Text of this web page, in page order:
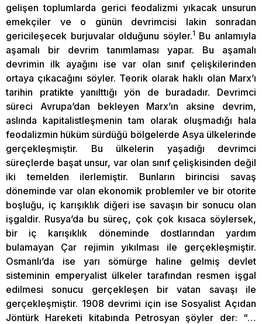
gelişen toplumlarda gerici feodalizmi yıkacak unsurun
emekçiler ve o günün devrimcisi lakin sonradan
gericileşecek burjuvalar olduğunu söyler.1 Bu anlamıyla
aşamalı bir devrim tanımlaması yapar. Bu aşamalı
devrimin ilk ayağını ise var olan sınıf çelişkilerinden
ortaya çıkacağını söyler. Teorik olarak haklı olan Marx’ı
tarihin pratikte yanılttığı yön de buradadır. Devrimci
süreci Avrupa’dan bekleyen Marx’ın aksine devrim,
aslında kapitalistleşmenin tam olarak oluşmadığı hala
feodalizmin hüküm sürdüğü bölgelerde Asya ülkelerinde
gerçekleşmiştir. Bu ülkelerin yaşadığı devrimci
süreçlerde başat unsur, var olan sınıf çelişkisinden değil
iki temelden ilerlemiştir. Bunların birincisi savaş
döneminde var olan ekonomik problemler ve bir otorite
boşluğu, iç karışıklık diğeri ise savaşın bir sonucu olan
işgaldir. Rusya’da bu süreç, çok çok kısaca söylersek,
bir iç karışıklık döneminde dostlarından yardım
bulamayan Çar rejimin yıkılması ile gerçekleşmiştir.
Osmanlı’da ise yarı sömürge haline gelmiş devlet
sisteminin emperyalist ülkeler tarafından resmen işgal
edilmesi sonucu gerçekleşen bir vatan savaşı ile
gerçekleşmiştir. 1908 devrimi için ise Sosyalist Açıdan
Jöntürk Hareketi kitabında Petrosyan şöyler der: “…